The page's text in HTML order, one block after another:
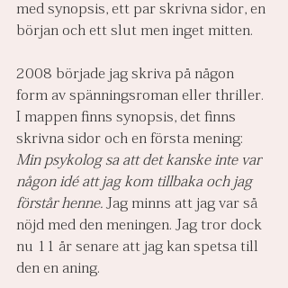
med synopsis, ett par skrivna sidor, en
början och ett slut men inget mitten.
2008 började jag skriva på någon
form av spänningsroman eller thriller.
I mappen finns synopsis, det finns
skrivna sidor och en första mening:
Min psykolog sa att det kanske inte var
någon idé att jag kom tillbaka och jag
förstår henne. Jag minns att jag var så
nöjd med den meningen. Jag tror dock
nu 11 år senare att jag kan spetsa till
den en aning.